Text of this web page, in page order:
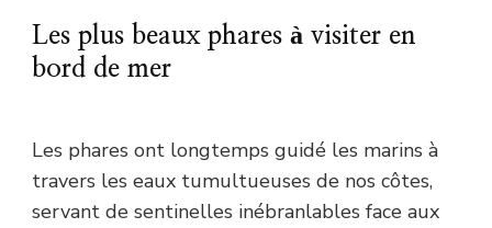
Les plus beaux phares à visiter en
bord de mer
Les phares ont longtemps guidé les marins à
travers les eaux tumultueuses de nos côtes,
servant de sentinelles inébranlables face aux